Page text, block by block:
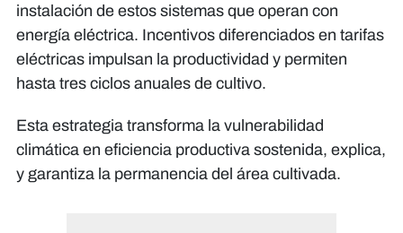
instalación de estos sistemas que operan con
energía eléctrica. Incentivos diferenciados en tarifas
eléctricas impulsan la productividad y permiten
hasta tres ciclos anuales de cultivo.
Esta estrategia transforma la vulnerabilidad
climática en eficiencia productiva sostenida, explica,
y garantiza la permanencia del área cultivada.